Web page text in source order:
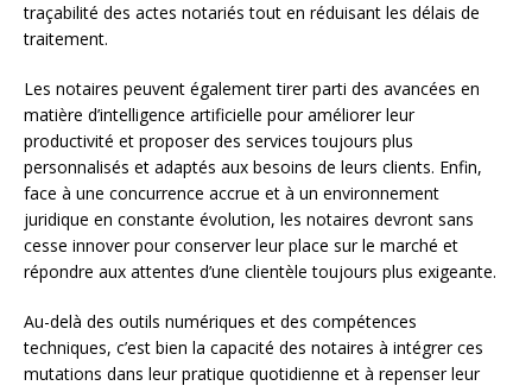
traçabilité des actes notariés tout en réduisant les délais de
traitement.
Les notaires peuvent également tirer parti des avancées en
matière d’intelligence artificielle pour améliorer leur
productivité et proposer des services toujours plus
personnalisés et adaptés aux besoins de leurs clients. Enfin,
face à une concurrence accrue et à un environnement
juridique en constante évolution, les notaires devront sans
cesse innover pour conserver leur place sur le marché et
répondre aux attentes d’une clientèle toujours plus exigeante.
Au-delà des outils numériques et des compétences
techniques, c’est bien la capacité des notaires à intégrer ces
mutations dans leur pratique quotidienne et à repenser leur